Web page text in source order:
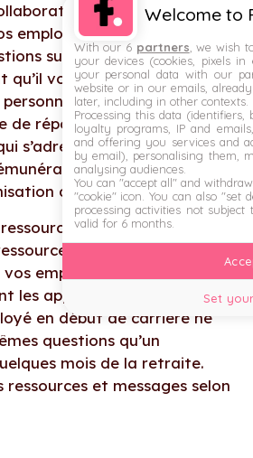
vers les bons
employés se posent une
sur l’impact de
qu’il vous sera difficile de
dans votre
de répondre à toutes ! Ils
s’adresser selon leur
développement
du travail, bien-être…
selon les niveaux
pédagogiques ne
employés que s’ils
les appliquer à leur
en début de carrière ne
questions qu’un
mois de la retraite.
et messages selon
Welcome to
With our 6 partners , we wish
your devices (cookies, pixels
your personal data with our
website or in our emails,
later, including in other contexts.
Processing this data (identifiers,
loyalty programs, IP and
and offering you services and
by email), personalising them,
analysing audiences.
You can "accept all" and
"cookie" icon . You can also "set
processing activities not subject
valid for 6 months.
Set